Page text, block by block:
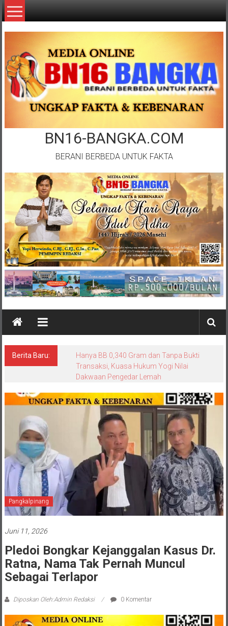
Lompat
ke
BN16-BANGKA.COM
BERANI BERBEDA UNTUK FAKTA
Berita Baru:
ALMASTER Babel Buka Posko Pengaduan,
Tampung Laporan Masyarakat Terkait
Timah yang Diamankan Satgas
Pangkalpinang
Juni 11, 2026
Pledoi Bongkar Kejanggalan Kasus Dr.
Ratna, Nama Tak Pernah Muncul
Sebagai Terlapor
Diposkan Oleh:Admin Redaksi 0 Komentar